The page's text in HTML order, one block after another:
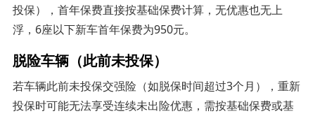
投保），首年保费直接按基础保费计算，无优惠也无上
浮，6座以下新车首年保费为950元。
脱险车辆（此前未投保）
若车辆此前未投保交强险（如脱保时间超过3个月），重新
投保时可能无法享受连续未出险优惠，需按基础保费或基